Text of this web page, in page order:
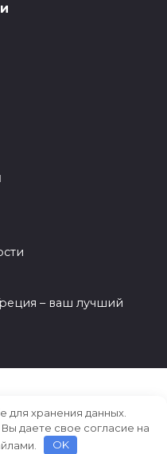
– ваш лучший
для хранения данных.
даете свое согласие на
OK